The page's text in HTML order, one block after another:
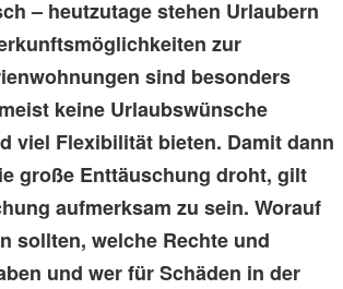
– heutzutage stehen Urlaubern
zur
sind besonders
keine Urlaubswünsche
viel Flexibilität bieten. Damit dann
große Enttäuschung droht, gilt
aufmerksam zu sein. Worauf
sollten, welche Rechte und
und wer für Schäden in der